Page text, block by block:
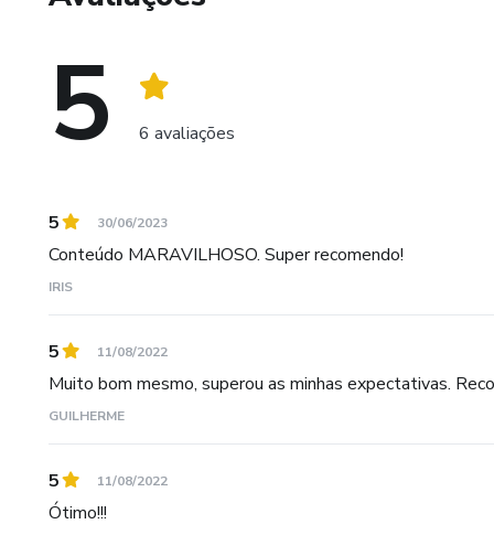
5 6 avaliações
5 30/06/2023
Conteúdo MARAVILHOSO. Super recomendo!
IRIS
5 11/08/2022
Muito bom mesmo, superou as minhas expectativas.
GUILHERME
5 11/08/2022
Ótimo!!!